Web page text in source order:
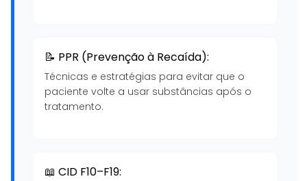
📝 PPR (Prevenção à Recaída):
Técnicas e estratégias para evitar que o
paciente volte a usar substâncias após o
tratamento.
📖 CID F10–F19: